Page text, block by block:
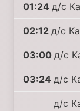
01:24 д/с
02:12 д/с
03:00 д/с
03:24 д/с
д/с